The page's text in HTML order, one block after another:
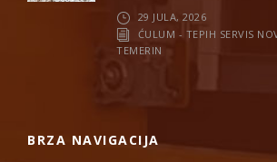
29 JULA, 2026
ĆULUM - TEPIH SERVIS
TEMERIN
BRZA NAVIGACIJA